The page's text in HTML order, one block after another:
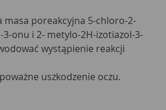
masa poreakcyjna 5-chloro-2-
onu i 2- metylo-2H-izotiazol-3-
wystąpienie reakcji
uszkodzenie oczu.